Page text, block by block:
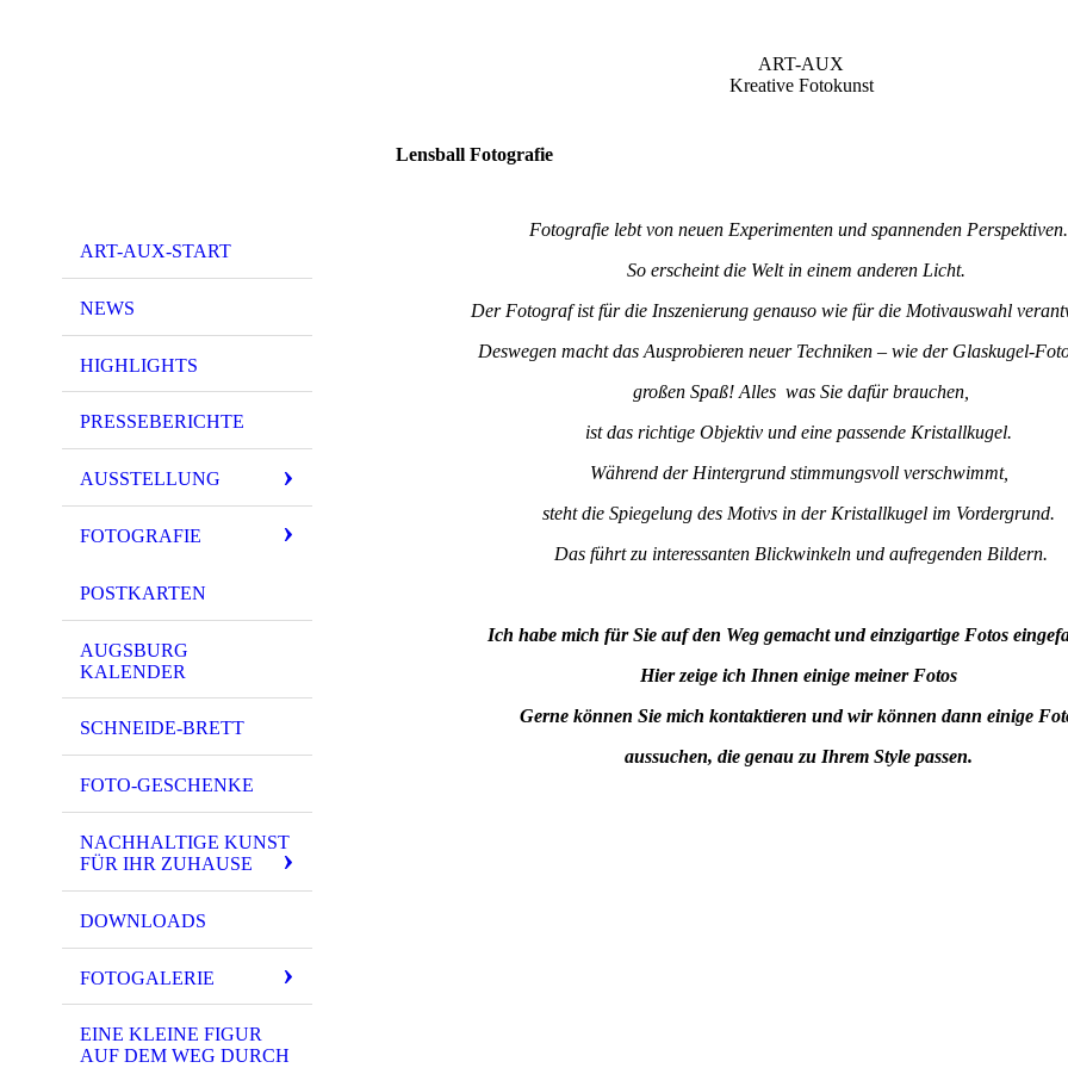
ART-AUX-START
NEWS
HIGHLIGHTS
PRESSEBERICHTE
AUSSTELLUNG
FOTOGRAFIE
POSTKARTEN
AUGSBURG
KALENDER
SCHNEIDE-BRETT
FOTO-GESCHENKE
NACHHALTIGE KUNST
FÜR IHR ZUHAUSE
DOWNLOADS
FOTOGALERIE
EINE KLEINE FIGUR
AUF DEM WEG DURCH
ART-AUX
Kreative Fotokunst
Lensball Fotografie
Fotografie lebt von neuen Experimenten und spannenden Perspektiven.
So erscheint die Welt in einem anderen Licht.
Der Fotograf ist für die Inszenierung genauso wie für die Motivauswahl
Deswegen macht das Ausprobieren neuer Techniken – wie der Glaskugel-
großen Spaß! Alles was Sie dafür brauchen,
ist das richtige Objektiv und eine passende Kristallkugel.
Während der Hintergrund stimmungsvoll verschwimmt,
steht die Spiegelung des Motivs in der Kristallkugel im Vordergrund.
Das führt zu interessanten Blickwinkeln und aufregenden Bildern.
Ich habe mich für Sie auf den Weg gemacht und einzigartige Fotos
Hier zeige ich Ihnen einige meiner Fotos
Gerne können Sie mich kontaktieren und wir können dann einige
aussuchen, die genau zu Ihrem Style passen.